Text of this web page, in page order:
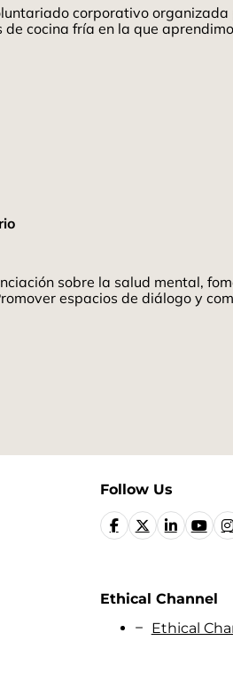
corporativo organizada
cocina fría en la que
sobre la salud mental,
espacios de diálogo y
Follow Us
Ethical Channel
Ethical